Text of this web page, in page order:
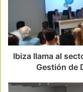
Ibiza llama al
Gestión de